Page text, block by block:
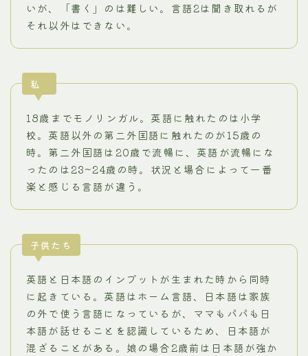
いが、「書く」のは難しい。言語2は聞き取れるが
それ以外はできない。
私
18歳までモノリンガル。英語に触れたのは小学
校。英語以外の第二外国語に触れたのが15歳の
時。第二外国語は20歳で流暢に、英語が流暢にな
ったのは23~24歳の時。状況と場合によって一番
楽と感じる言語が違う。
子供たち
英語と日本語のインプットが生まれた時から同時
に起きている。英語はホーム言語、日本語は家族
の外で使う言語になっているが、ママもパパも日
本語が話せることを認識しているため、日本語が
混ざることがある。娘の場合2歳前は日本語が強か